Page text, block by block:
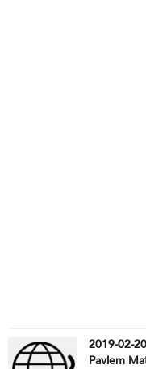
2019-02-
Pavlem